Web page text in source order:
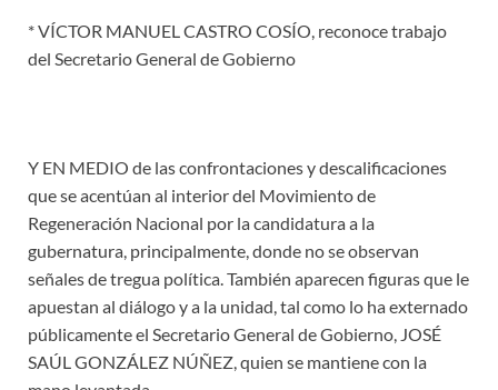
* VÍCTOR MANUEL CASTRO COSÍO, reconoce trabajo
del Secretario General de Gobierno
Y EN MEDIO de las confrontaciones y descalificaciones
que se acentúan al interior del Movimiento de
Regeneración Nacional por la candidatura a la
gubernatura, principalmente, donde no se observan
señales de tregua política. También aparecen figuras que le
apuestan al diálogo y a la unidad, tal como lo ha externado
públicamente el Secretario General de Gobierno, JOSÉ
SAÚL GONZÁLEZ NÚÑEZ, quien se mantiene con la